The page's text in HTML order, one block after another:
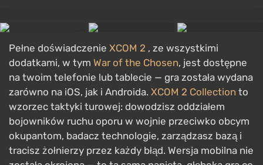
Pełne doświadczenie XCOM 2 , ze wszystkimi
dodatkami, w tym War of the Chosen, jest dostępne
na twoim telefonie lub tablecie — gra została wydana
zarówno na iOS, jak i Androida. XCOM 2 Collection to
wzorzec taktyki turowej: dowodzisz oddziałem
bojowników ruchu oporu w wojnie przeciwko obcym
okupantom, badacz technologie, zarządzasz bazą i
tracisz żołnierzy przez każdy błąd. Wersja mobilna nie